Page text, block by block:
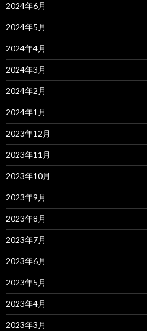
2024年6月
2024年5月
2024年4月
2024年3月
2024年2月
2024年1月
2023年12月
2023年11月
2023年10月
2023年9月
2023年8月
2023年7月
2023年6月
2023年5月
2023年4月
2023年3月